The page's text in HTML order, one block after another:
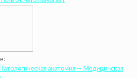
анатомия — Медицинская